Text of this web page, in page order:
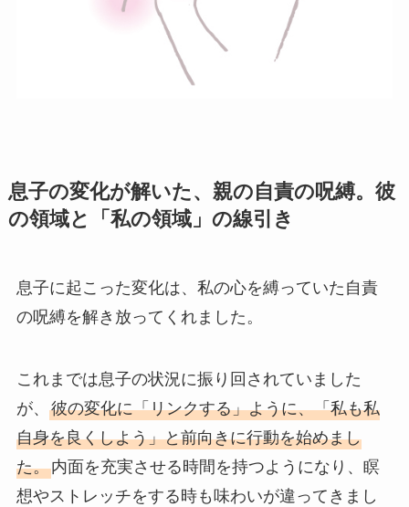
息子の変化が解いた、親の自責の呪縛。彼
の領域と「私の領域」の線引き
息子に起こった変化は、私の心を縛っていた自責
の呪縛を解き放ってくれました。
これまでは息子の状況に振り回されていました
が、 彼の変化に「リンクする」ように、「私も私
自身を良くしよう」と前向きに行動を始めまし
た。内面を充実させる時間を持つようになり、瞑
想やストレッチをする時も味わいが違ってきまし